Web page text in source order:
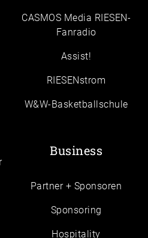
CASMOS Media RIESEN-
Fanradio
Assist!
RIESENstrom
W&W-Basketballschule
Business
Partner + Sponsoren
Sponsoring
Hospitality